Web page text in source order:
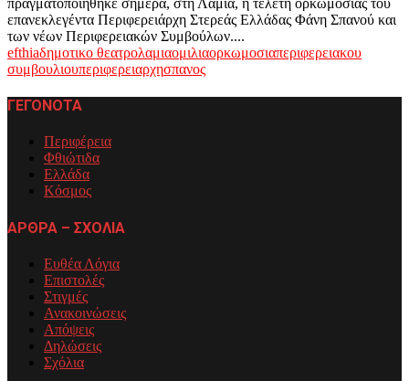
επανεκλεγέντα Περιφερειάρχη Στερεάς Ελλάδας Φάνη Σπανού και
των νέων Περιφερειακών Συμβούλων....
efthiaδημοτικο θεατρολαμιαομιλιαορκωμοσιαπεριφερειακου
συμβουλιουπεριφερειαρχησπανος
ΓΕΓΟΝΟΤΑ
Περιφέρεια
Φθιώτιδα
Ελλάδα
Κόσμος
ΑΡΘΡΑ – ΣΧΟΛΙΑ
Ευθέα Λόγια
Επιστολές
Στιγμές
Ανακοινώσεις
Απόψεις
Δηλώσεις
Σχόλια